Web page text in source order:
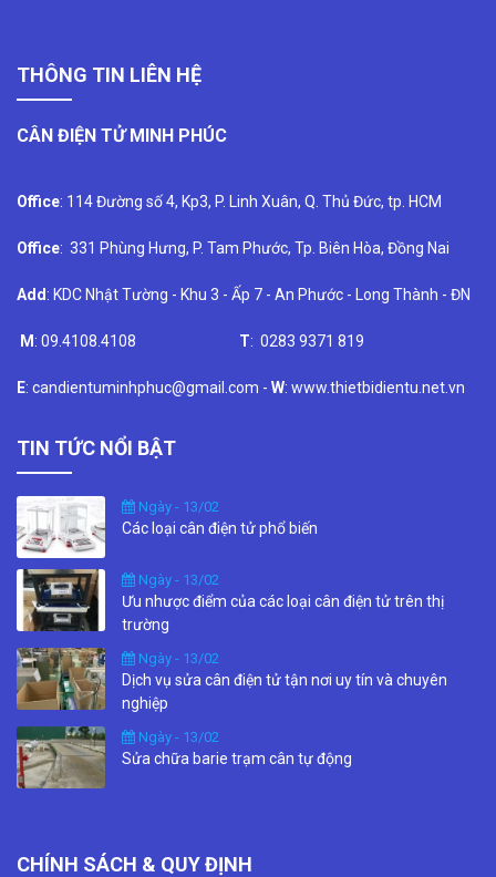
THÔNG TIN LIÊN HỆ
CÂN ĐIỆN TỬ MINH PHÚC
Office: 114 Đường số 4, Kp3, P. Linh Xuân, Q. Thủ Đức, tp. HCM
Office: 331 Phùng Hưng, P. Tam Phước, Tp. Biên Hòa, Đồng Nai
Add : KDC Nhật Tường - Khu 3 - Ấp 7 - An Phước - Long Thành - ĐN
M : 09.4108.4108 T: 0283 9371 819
E: candientuminhphuc@gmail.com - W: www.thietbidientu.net.vn
TIN TỨC NỔI BẬT
Ngày - 13/02
Các loại cân điện tử phổ biến
Ngày - 13/02
Ưu nhược điểm của các loại cân điện tử trên thị
trường
Ngày - 13/02
Dịch vụ sửa cân điện tử tận nơi uy tín và chuyên
nghiệp
Ngày - 13/02
Sửa chữa barie trạm cân tự động
CHÍNH SÁCH & QUY ĐỊNH